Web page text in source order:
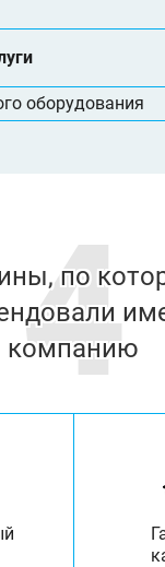
оборудования
4
по
компанию